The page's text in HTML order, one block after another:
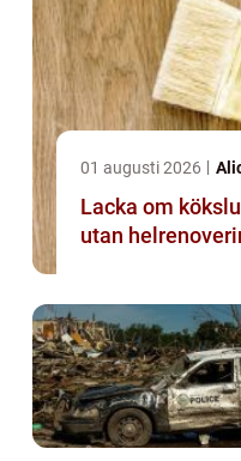
01 augusti 2026
Lacka om
utan